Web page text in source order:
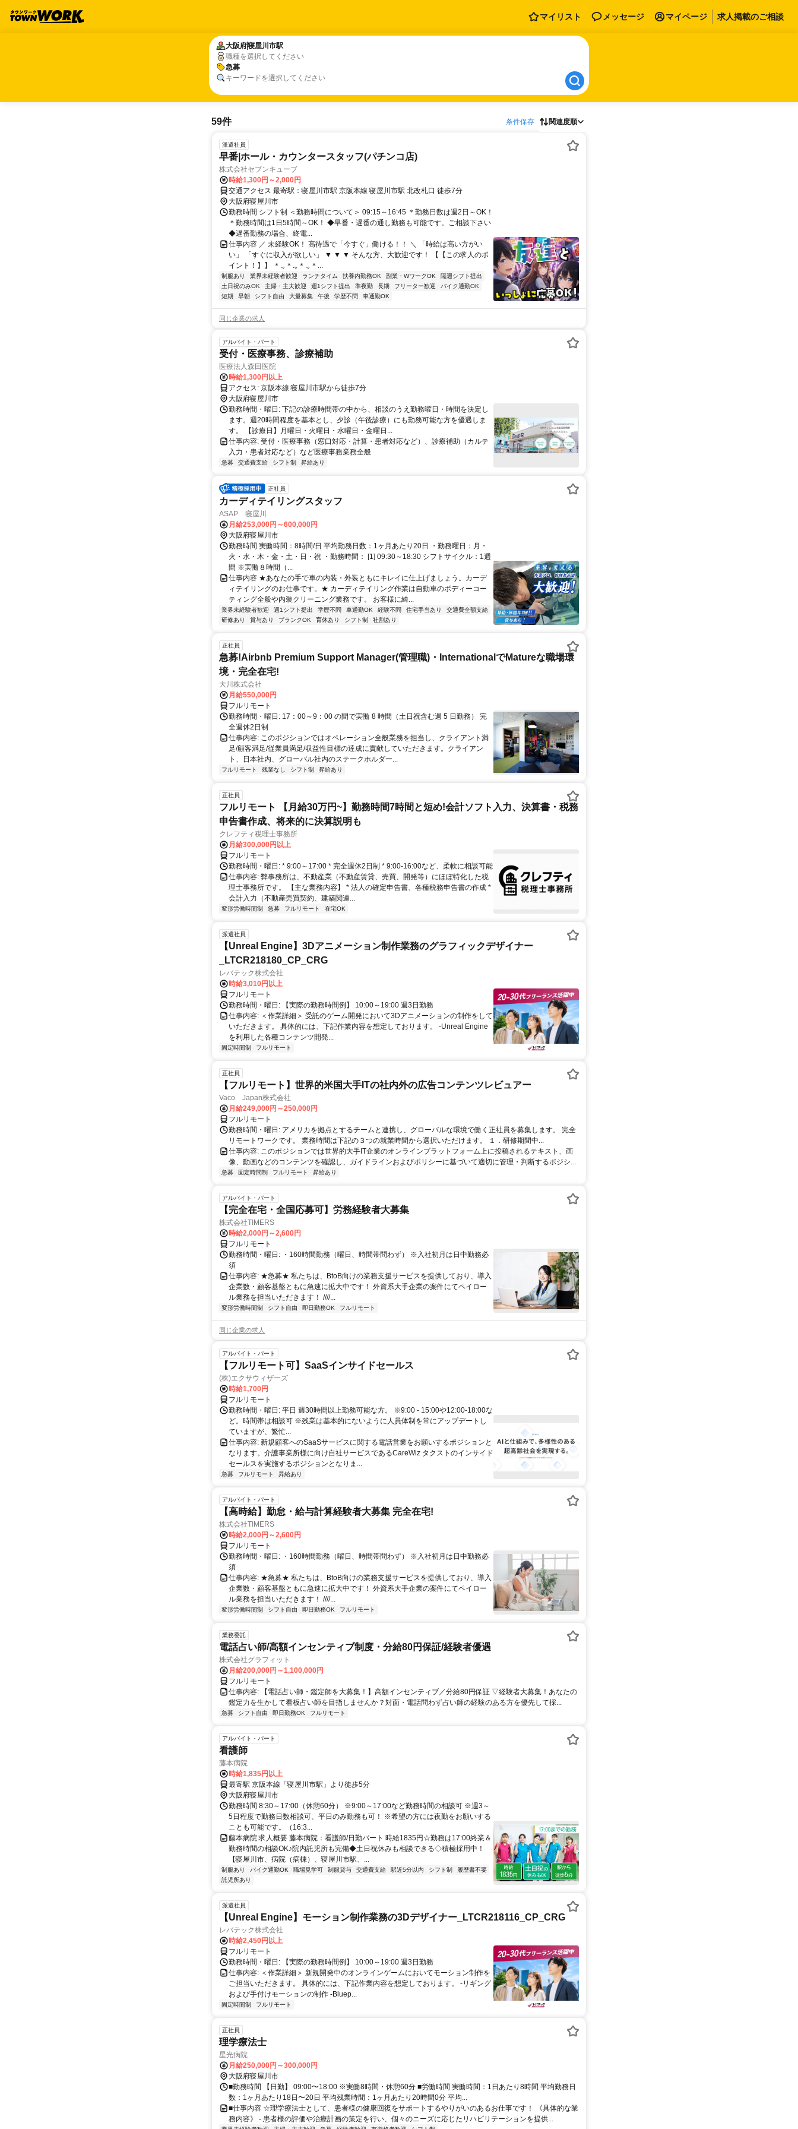
マイリスト メッセージ マイページ 求人掲載のご相談
大阪府寝屋川市駅
職種を選択してください
急募
キーワードを選択してください
大阪府寝屋川市駅
急募
59件 条件保存 関連度順
派遣社員
早番|ホール・カウンタースタッフ(パチンコ店)
株式会社セブンキューブ
時給1,300円～2,000円
交通アクセス 最寄駅：寝屋川市駅 京阪本線 寝屋川市駅 北改札口 徒歩7分
大阪府寝屋川市
勤務時間 シフト制 ＜勤務時間について＞ 09:15～16:45 ＊勤務日数は週2日～OK！
＊勤務時間は1日5時間～OK！ ◆早番・遅番の通し勤務も可能です。ご相談下さい
◆遅番勤務の場合、終電...
仕事内容 ／ 未経験OK！ 高待遇で「今すぐ」働ける！！ ＼ 「時給は高い方がい
い」 「すぐに収入が欲しい」 ▼ ▼ ▼ そんな方、大歓迎です！ 【【この求人のポ
イント！】】 ＊.｡＊.｡＊.｡＊...
制服あり 業界未経験者歓迎 ランチタイム 扶養内勤務OK 副業・WワークOK
隔週シフト提出
土日祝のみOK
主婦・主夫歓迎 週1シフト提出 準夜勤 長期 フリーター歓迎
バイク通勤OK
短期
早朝 シフト自由 大量募集 午後 学歴不問 車通勤OK
同じ企業の求人
アルバイト・パート
受付・医療事務、診療補助
医療法人森田医院
時給1,300円以上
アクセス: 京阪本線 寝屋川市駅から徒歩7分
大阪府寝屋川市
勤務時間・曜日: 下記の診療時間帯の中から、相談のうえ勤務曜日・時間を決定し
ます。週20時間程度を基本とし、夕診（午後診療）にも勤務可能な方を優遇しま
す。 【診療日】月曜日・火曜日・水曜日・金曜日...
仕事内容: 受付・医療事務（窓口対応・計算・患者対応など）、診療補助（カルテ
入力・患者対応など）など医療事務業務全般
急募 交通費支給 シフト制 昇給あり
正社員
カーディテイリングスタッフ
ASAP 寝屋川
月給253,000円～600,000円
大阪府寝屋川市
勤務時間 実働時間：8時間/日 平均勤務日数：1ヶ月あたり20日 ・勤務曜日：月・
火・水・木・金・土・日・祝 ・勤務時間： [1] 09:30～18:30 シフトサイクル：1週
間 ※実働８時間（...
仕事内容 ★あなたの手で車の内装・外装ともにキレイに仕上げましょう。カーデ
ィテイリングのお仕事です。★ カーディテイリング作業は自動車のボディーコー
ティング全般や内装クリーニング業務です。 お客様に綺...
業界未経験者歓迎 週1シフト提出 学歴不問 車通勤OK 経験不問 住宅手当あり
交通費全額支給
研修あり
賞与あり ブランクOK 育休あり シフト制 社割あり
正社員
急募!Airbnb Premium Support Manager(管理職)・InternationalでMatureな職場環
境・完全在宅!
大川株式会社
月給550,000円
フルリモート
勤務時間・曜日: 17：00～9：00 の間で実働 8 時間（土日祝含む週 5 日勤務） 完
全週休2日制
仕事内容: このポジションではオペレーション全般業務を担当し、クライアント満
足/顧客満足/従業員満足/収益性目標の達成に貢献していただきます。クライアン
ト、日本社内、グローバル社内のステークホルダー...
フルリモート 残業なし シフト制 昇給あり
正社員
フルリモート 【月給30万円~】勤務時間7時間と短め!会計ソフト入力、決算書・税務
申告書作成、将来的に決算説明も
クレフティ税理士事務所
月給300,000円以上
フルリモート
勤務時間・曜日: * 9:00～17:00 * 完全週休2日制 * 9:00-16:00など、柔軟に相談可能
仕事内容: 弊事務所は、不動産業（不動産賃貸、売買、開発等）にほぼ特化した税
理士事務所です。 【主な業務内容】 * 法人の確定申告書、各種税務申告書の作成 *
会計入力（不動産売買契約、建築関連...
変形労働時間制 急募 フルリモート 在宅OK
派遣社員
【Unreal Engine】3Dアニメーション制作業務のグラフィックデザイナー
_LTCR218180_CP_CRG
レバテック株式会社
時給3,010円以上
フルリモート
勤務時間・曜日: 【実際の勤務時間例】 10:00～19:00 週3日勤務
仕事内容: ＜作業詳細＞ 受託のゲーム開発において3Dアニメーションの制作をして
いただきます。 具体的には、下記作業内容を想定しております。 -Unreal Engine
を利用した各種コンテンツ開発...
固定時間制 フルリモート
正社員
【フルリモート】世界的米国大手ITの社内外の広告コンテンツレビュアー
Vaco Japan株式会社
月給249,000円～250,000円
フルリモート
勤務時間・曜日: アメリカを拠点とするチームと連携し、グローバルな環境で働く正社員を募集します。 完全
リモートワークです。 業務時間は下記の３つの就業時間から選択いただけます。 １．研修期間中...
仕事内容: このポジションでは世界的大手IT企業のオンラインプラットフォーム上に投稿されるテキスト、画
像、動画などのコンテンツを確認し、ガイドラインおよびポリシーに基づいて適切に管理・判断するポジシ...
急募 固定時間制 フルリモート 昇給あり
アルバイト・パート
【完全在宅・全国応募可】労務経験者大募集
株式会社TIMERS
時給2,000円～2,600円
フルリモート
勤務時間・曜日: ・160時間勤務（曜日、時間帯問わず） ※入社初月は日中勤務必
須
仕事内容: ★急募★ 私たちは、BtoB向けの業務支援サービスを提供しており、導入
企業数・顧客基盤ともに急速に拡大中です！ 外資系大手企業の案件にてペイロー
ル業務を担当いただきます！ ////...
変形労働時間制 シフト自由 即日勤務OK フルリモート
同じ企業の求人
アルバイト・パート
【フルリモート可】SaaSインサイドセールス
(株)エクサウィザーズ
時給1,700円
フルリモート
勤務時間・曜日: 平日 週30時間以上勤務可能な方。 ※9:00 - 15:00や12:00-18:00な
ど。時間帯は相談可 ※残業は基本的にないように人員体制を常にアップデートし
ていますが、繁忙...
仕事内容: 新規顧客へのSaaSサービスに関する電話営業をお願いするポジションと
なります。介護事業所様に向け自社サービスであるCareWiz タクストのインサイド
セールスを実施するポジションとなりま...
急募 フルリモート 昇給あり
アルバイト・パート
【高時給】勤怠・給与計算経験者大募集 完全在宅!
株式会社TIMERS
時給2,000円～2,600円
フルリモート
勤務時間・曜日: ・160時間勤務（曜日、時間帯問わず） ※入社初月は日中勤務必
須
仕事内容: ★急募★ 私たちは、BtoB向けの業務支援サービスを提供しており、導入
企業数・顧客基盤ともに急速に拡大中です！ 外資系大手企業の案件にてペイロー
ル業務を担当いただきます！ ////...
変形労働時間制 シフト自由 即日勤務OK フルリモート
業務委託
電話占い師/高額インセンティブ制度・分給80円保証/経験者優遇
株式会社グラフィット
月給200,000円～1,100,000円
フルリモート
仕事内容: 【電話占い師・鑑定師を大募集！】高額インセンティブ／分給80円保証 ▽経験者大募集！あなたの
鑑定力を生かして看板占い師を目指しませんか？対面・電話問わず占い師の経験のある方を優先して採...
急募 シフト自由 即日勤務OK フルリモート
アルバイト・パート
看護師
藤本病院
時給1,835円以上
最寄駅 京阪本線「寝屋川市駅」より徒歩5分
大阪府寝屋川市
勤務時間 8:30～17:00（休憩60分） ※9:00～17:00など勤務時間の相談可 ※週3～
5日程度で勤務日数相談可、平日のみ勤務も可！ ※希望の方には夜勤をお願いする
ことも可能です。（16:3...
藤本病院 求人概要 藤本病院：看護師/日勤パート 時給1835円☆勤務は17:00終業＆
勤務時間の相談OK♪院内託児所も完備◆土日祝休みも相談できる◇積極採用中！
【寝屋川市、病院（病棟）、寝屋川市駅、...
制服あり バイク通勤OK 職場見学可 制服貸与 交通費支給 駅近5分以内 シフト制
履歴書不要
託児所あり
派遣社員
【Unreal Engine】モーション制作業務の3Dデザイナー_LTCR218116_CP_CRG
レバテック株式会社
時給2,450円以上
フルリモート
勤務時間・曜日: 【実際の勤務時間例】 10:00～19:00 週3日勤務
仕事内容: ＜作業詳細＞ 新規開発中のオンラインゲームにおいてモーション制作を
ご担当いただきます。 具体的には、下記作業内容を想定しております。 -リギング
および手付けモーションの制作 -Bluep...
固定時間制 フルリモート
正社員
理学療法士
星光病院
月給250,000円～300,000円
大阪府寝屋川市
■勤務時間 【日勤】 09:00〜18:00 ※実働8時間・休憩60分 ■労働時間 実働時間：1日あたり8時間 平均勤務日
数：1ヶ月あたり18日〜20日 平均残業時間：1ヶ月あたり20時間0分 平均...
■仕事内容 ☆理学療法士として、患者様の健康回復をサポートするやりがいのあるお仕事です！ 《具体的な業
務内容》 - 患者様の評価や治療計画の策定を行い、個々のニーズに応じたリハビリテーションを提供...